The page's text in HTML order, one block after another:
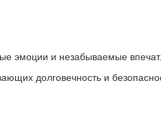
эмоции и незабываемые
долговечность и